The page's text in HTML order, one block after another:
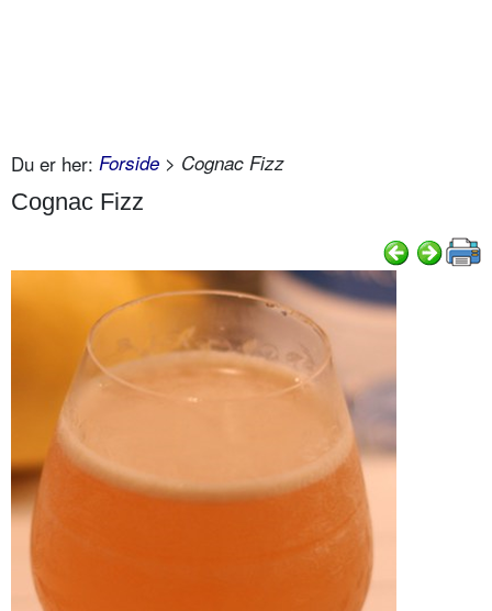
Du er her: Forside > Cognac Fizz
Cognac Fizz